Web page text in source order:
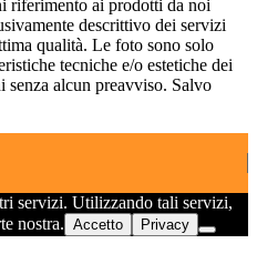
riferimento ai prodotti da noi
descrittivo dei servizi
qualità. Le foto sono solo
tecniche e/o estetiche dei
senza alcun preavviso. Salvo
servizi. Utilizzando tali servizi,
nostra. Accetto Privacy